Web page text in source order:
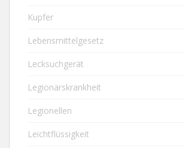
Kupfer
Lebensmittelgesetz
Lecksuchgerät
Legionärskrankheit
Legionellen
Leichtflüssigkeit